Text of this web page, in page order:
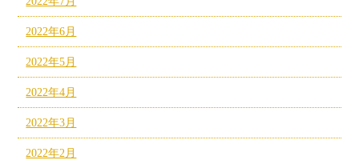
2022年6月
2022年5月
2022年4月
2022年3月
2022年2月